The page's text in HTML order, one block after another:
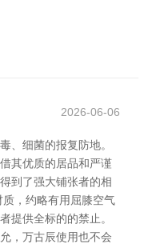
2026-06-06
、细菌的报复防地。
其优质的居品和严谨
到了强大铺张者的相
，约略有用屈膝空气
提供全标的的禁止。
，万古辰使用也不会